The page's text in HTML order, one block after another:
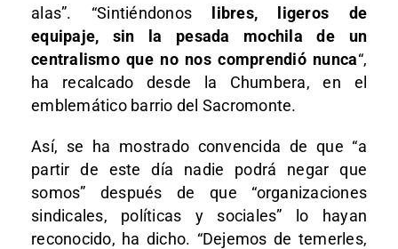
alas”. “Sintiéndonos
libres, ligeros de
equipaje, sin la pesada mochila de un
centralismo que no nos comprendió nunca“,
ha recalcado desde la Chumbera, en el
emblemático barrio del Sacromonte.
Así, se ha mostrado convencida de que “a
partir de este día nadie podrá negar que
somos” después de que “organizaciones
sindicales, políticas y sociales” lo hayan
reconocido, ha dicho. “Dejemos de temerles,